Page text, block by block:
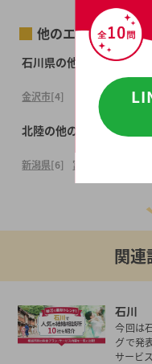
他のエリアで探す
石川県の他の市区町村
金沢市[4]
北陸の他の都道府県
新潟県[6] 富山県
関連
石川
今回は
グで発
サービ